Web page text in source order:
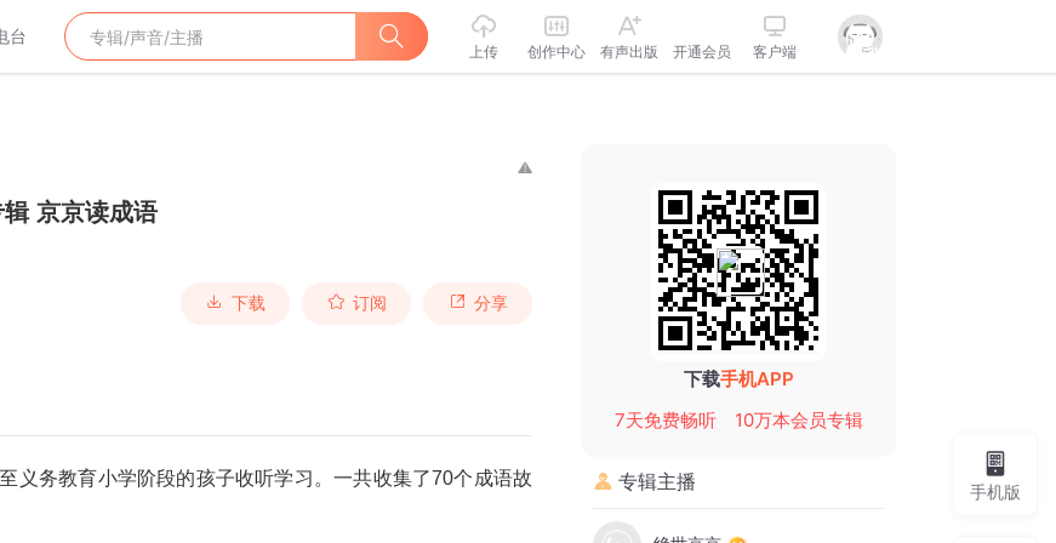
台
上传 创作中心 有声出版 开通会员 客户端
京京读成语
下载 订阅 分享
义务教育小学阶段的孩子收听学习。一共收集了70个成语故
下载手机APP
7天免费畅听
10万本会员专辑
专辑主播 手机版